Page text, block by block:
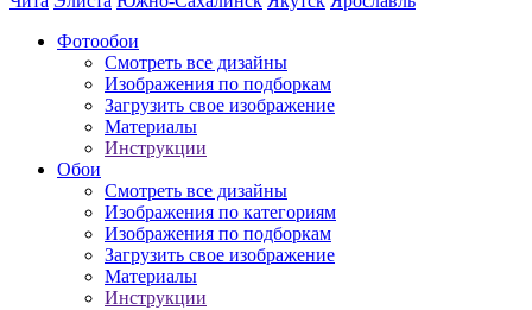
Фотообои
Смотреть все дизайны
Изображения по подборкам
Загрузить свое изображение
Материалы
Инструкции
Обои
Смотреть все дизайны
Изображения по категориям
Изображения по подборкам
Загрузить свое изображение
Материалы
Инструкции